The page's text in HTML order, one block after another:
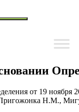
от 19
Н.М.,